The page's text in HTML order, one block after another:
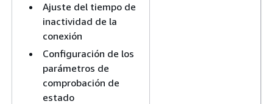
Ajuste del tiempo de
inactividad de la
conexión
Configuración de los
parámetros de
comprobación de
estado